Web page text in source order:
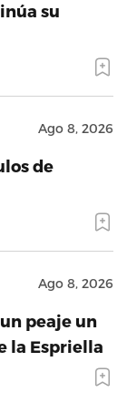
su
Ago 8, 2026
de
Ago 8, 2026
peaje un
la Espriella